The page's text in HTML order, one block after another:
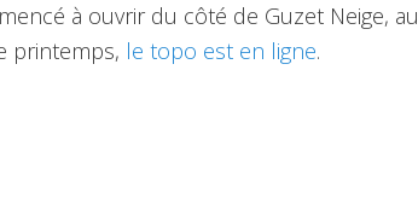
à ouvrir du côté de Guzet Neige, au
printemps, le topo est en ligne.